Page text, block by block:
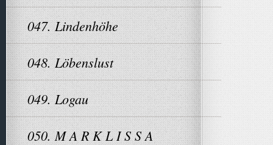
047. Lindenhöhe
048. Löbenslust
049. Logau
050. M A R K L I S S A